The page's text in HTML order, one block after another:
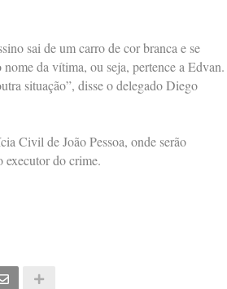
sai de um carro de cor branca e se
da vítima, ou seja, pertence a Edvan.
situação”, disse o delegado Diego
Civil de João Pessoa, onde serão
executor do crime.